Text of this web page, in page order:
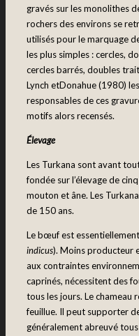
gravés sur les monolithes
rochers des environs se
utilisés pour le marquage
les plus simples : cercles,
cercles barrés, doubles
Lynch etDonahue (1980)
responsables de ces
motifs alors recensés.
Élevage
Les Turkana sont avant
fondée sur l’élevage de
mouton et âne. Les
de 150 ans.
Le bœuf est
indicus). Moins producteur
aux contraintes
caprinés, nécessitent des
tous les jours. Le
feuillue. Il peut supporter
généralement abreuvé